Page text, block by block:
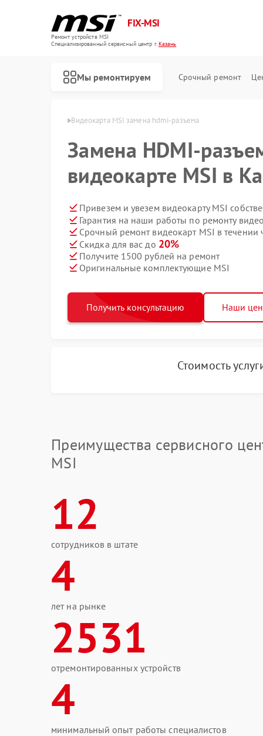
FIX-MSI
Ремонт устройств MSI
Специализированный cервисный центр г.Казань
Мы ремонтируем Срочный ремонт
Видеокарта MSI замена hdmi-разъема
Замена HDMI-
видеокарте MSI в
Привезем и увезем видеокарту MSI
Гарантия на наши работы по ремонту
Срочный ремонт видеокарт MSI в течении
Скидка для вас до 20%
Получите 1500 рублей на ремонт
Оригинальные комплектующие MSI
Получить консультацию Наши
Стоимость
Преимущества сервисного
MSI
12
сотрудников в штате
4
лет на рынке
2531
отремонтированных устройств
4
минимальный опыт работы специалистов